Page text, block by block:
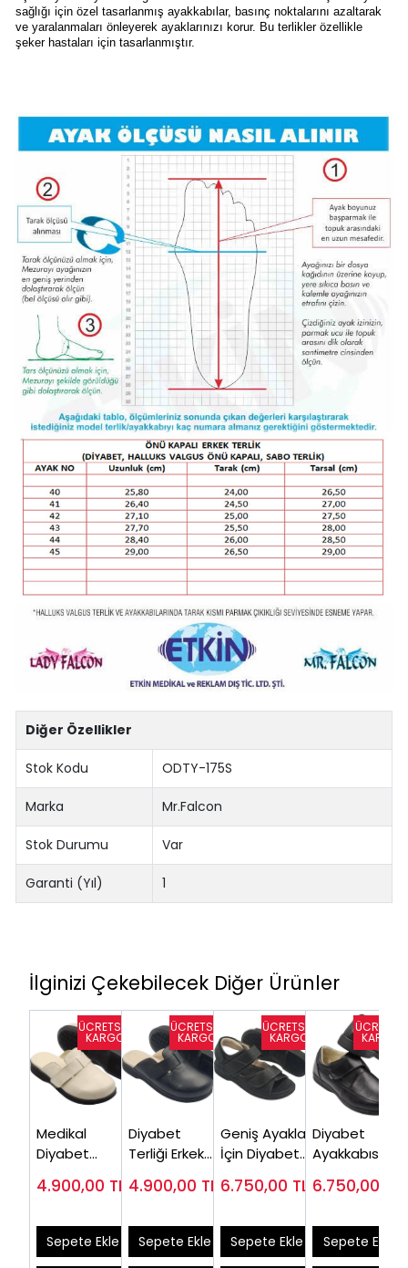
sağlığı için özel tasarlanmış ayakkabılar, basınç noktalarını azaltarak
ve yaralanmaları önleyerek ayaklarınızı korur. Bu terlikler özellikle
şeker hastaları için tasarlanmıştır.
Diğer Özellikler
Stok Kodu ODTY-175S
Marka Mr.Falcon
Stok Durumu Var
Garanti (Yıl) 1
İlginizi Çekebilecek Diğer Ürünler
Medikal
Diyabet
Bej ODT175J
4.900,00 TL
Sepete Ekle
Diyabet
Terliği Erkek
ODT175S (Şiş
Uygun)
4.900,00 TL
Sepete Ekle
Geniş Ayaklar
İçin Diyabet
Erkek ODS110S
6.750,00 TL
Sepete Ekle
Diyabet
Ayakkabısı
OD51S ( Çok
6.750,00
Sepete Ekle